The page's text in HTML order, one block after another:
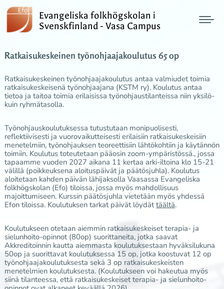
Evangeliska folkhögskolan i
Svenskfinland - Vasa Campus
Ratkaisukeskeinen työnohjaajakoulutus 65 op
Ratkaisukeskeinen työnohjaajakoulutus antaa valmiudet toimia
ratkaisukeskeisenä työnohjaajana (KSTM ry). Koulutus antaa
tietoa ja taitoa toimia erilaisissa työnohjaustilanteissa niin yksilö-
kuin ryhmätasolla.
Työnohjauskoulutuksessa tutustutaan monipuolisesti,
reflektiivisesti ja vuorovaikutteisesti erilaisiin ratkaisukeskeisiin
menetelmiin, työnohjauksen teoreettisiin lähtökohtiin ja käytännön
toimiin. Koulutus toteutetaan pääosin zoom-ympäristössä., jossa
tapaamme vuoden 2027 aikana 11 kertaa arki-iltoina klo 15-21
välillä (poikkeuksena aloituspäivät ja päätösjuhla). Koulutus
aloitetaan kahden päivän lähijaksolla Vaasassa Evangeliska
folkhögskolan (Efo) tiloissa, jossa myös mahdollisuus
majoittumiseen. Kurssin päätösjuhla vietetään myös yhdessä
Efon tiloissa. Koulutuksen tarkat päivät löydättäältä.
Koulutukseen otetaan aiemmin ratkaisukeskeiset terapia- ja
sielunhoito-opinnot (80op) suorittaneita, jotka saavat
Akkreditoinnin kautta aiemmasta koulutuksestaan hyväksilukuna
50op ja suorittavat koulutuksessa 15 op, jotka koostuvat 12 op
työnohjaajakoulutuksesta sekä 3 op ratkaisukeskeisten
menetelmien koulutuksesta. (Koulutukseen voi hakeutua myös
siinä tilanteessa, että ratkaisukeskeiset terapia- ja sielunhoito-